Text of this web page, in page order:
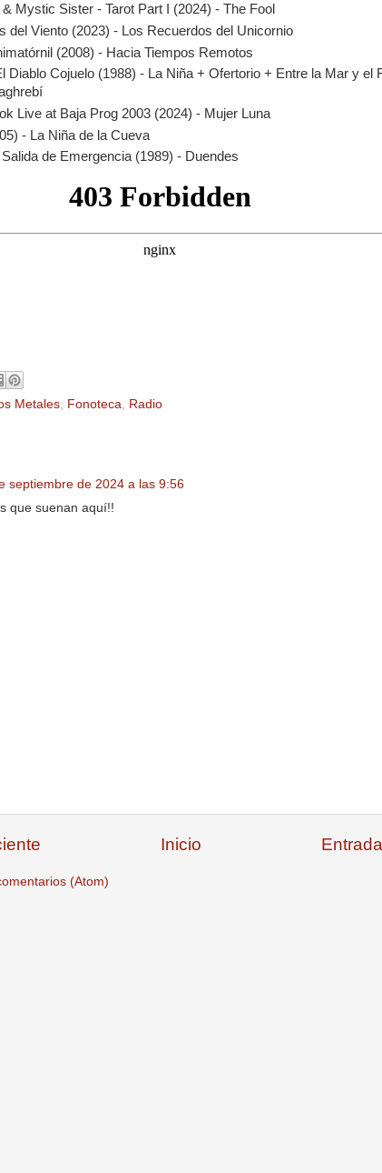
Mystic Sister - Tarot Part I (2024) - The Fool
del Viento (2023) - Los Recuerdos del Unicornio
(2008) - Hacia Tiempos Remotos
Diablo Cojuelo (1988) - La Niña + Ofertorio + Entre la Mar y el
Live at Baja Prog 2003 (2024) - Mujer Luna
- La Niña de la Cueva
de Emergencia (1989) - Duendes
Metales, Fonoteca, Radio
septiembre de 2024 a las 9:56
que suenan aquí!!
Inicio
(Atom)